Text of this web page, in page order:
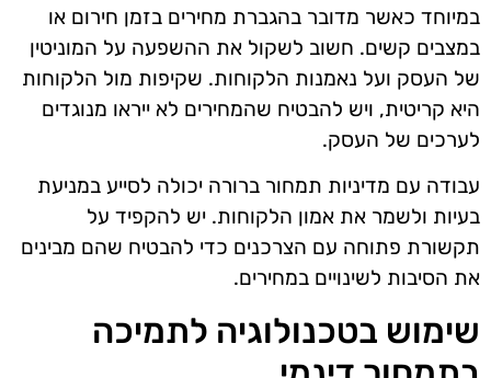
במיוחד כאשר מדובר בהגברת מחירים בזמן חירום או
במצבים קשים. חשוב לשקול את ההשפעה על המוניטין
של העסק ועל נאמנות הלקוחות. שקיפות מול הלקוחות
היא קריטית, ויש להבטיח שהמחירים לא ייראו מנוגדים
לערכים של העסק.
עבודה עם מדיניות תמחור ברורה יכולה לסייע במניעת
בעיות ולשמר את אמון הלקוחות. יש להקפיד על
תקשורת פתוחה עם הצרכנים כדי להבטיח שהם מבינים
את הסיבות לשינויים במחירים.
שימוש בטכנולוגיה לתמיכה